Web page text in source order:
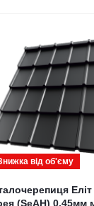
від обʹєму
Еліт
(SeAH) 0,45мм